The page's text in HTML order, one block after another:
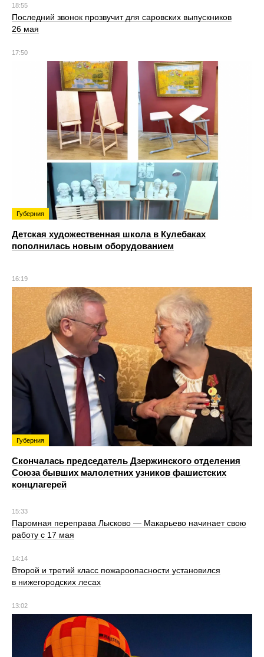
18:55
Последний звонок прозвучит для саровских выпускников
26 мая
17:50
Губерния
Детская художественная школа в Кулебаках
пополнилась новым оборудованием
16:19
Губерния
Скончалась председатель Дзержинского отделения
Союза бывших малолетних узников фашистских
концлагерей
15:33
Паромная переправа Лысково — Макарьево начинает свою
работу с 17 мая
14:14
Второй и третий класс пожароопасности установился
в нижегородских лесах
13:02